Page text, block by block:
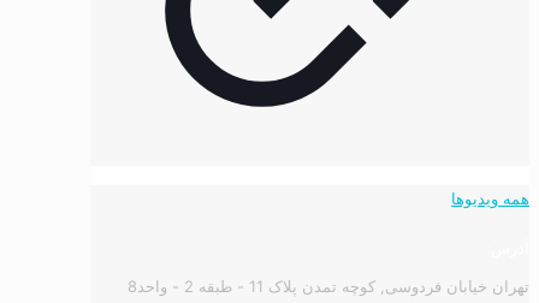
همه ویدیوها
تهران خیابان فردوسی, کوچه تمدن پلاک 11 - طبقه 2 - واحد8